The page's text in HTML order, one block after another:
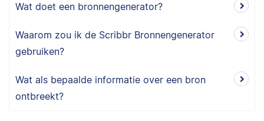
Wat doet een bronnengenerator?
Waarom zou ik de Scribbr Bronnengenerator
gebruiken?
Wat als bepaalde informatie over een bron
ontbreekt?